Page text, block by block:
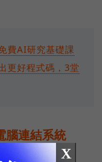
費AI研究基礎課
更好程式碼，3堂
腦連結系統
態系
X